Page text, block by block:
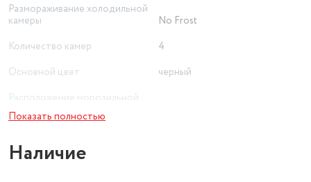
Размораживание холодильной
камеры
No Frost
Количество камер
4
Основной цвет
черный
Расположение морозильной
камеры / НТО
Количество дверей
Показать полностью
Наличие